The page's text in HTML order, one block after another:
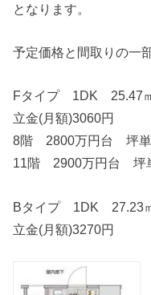
となります。
予定価格と間取りの一
Fタイプ 1DK 25.47
立金(月額)3060円
8階 2800万円台 坪単
11階 2900万円台 坪
Bタイプ 1DK 27.23
立金(月額)3270円